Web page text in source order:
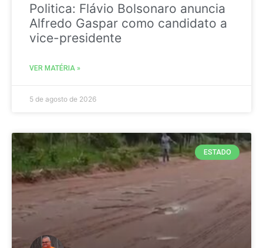
Politica: Flávio Bolsonaro anuncia
Alfredo Gaspar como candidato a
vice-presidente
VER MATÉRIA »
5 de agosto de 2026
ESTADO